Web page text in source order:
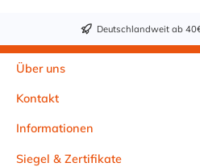
Einsatz. Als Gegenstück für
medienführenden Leitung wird
Deutschlandweit ab
Über uns
Kontakt
Informationen
Siegel & Zertifikate